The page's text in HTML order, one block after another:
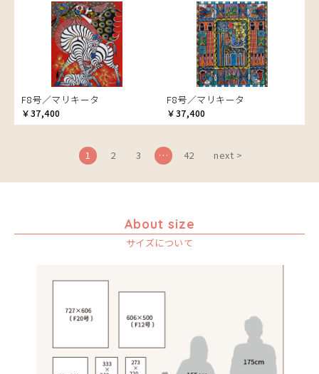
水浴び
湖
夕日
ライオン
漁
ワニ
F8号／マリキータ
￥37,400
F8号／マリキータ
￥37,400
1 2 3 … 42 next >
About size
サイズについて